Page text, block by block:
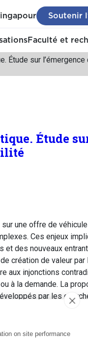
Soutenir
Faculté et
sur l’émergence
Étude
sur une offre de
Ces enjeux
et des nouveaux
de valeur par
aux injonctions
à la demande. La
par les
2.0 pour le
sur l’émergence
on site performance